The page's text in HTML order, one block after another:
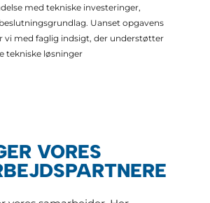
med tekniske investeringer,
Uanset opgavens
vi med faglig indsigt, der understøtter
tekniske løsninger
VORES